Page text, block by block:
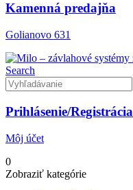
Kamenná predajňa
Golianovo 631
Search
Prihlásenie/Registrácia
Môj účet
0
Zobraziť kategórie